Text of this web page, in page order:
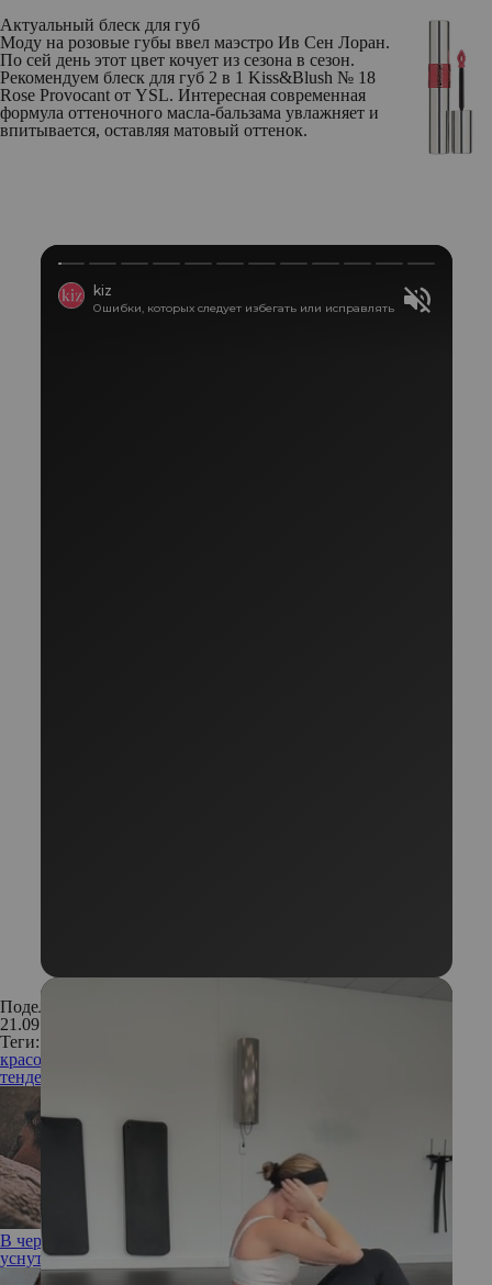
Актуальный блеск для губ
Моду на розовые губы ввел маэстро Ив Сен Лоран.
По сей день этот цвет кочует из сезона в сезон.
Рекомендуем блеск для губ 2 в 1 Kiss&Blush № 18
Rose Provocant от YSL. Интересная современная
формула оттеночного масла-бальзама увлажняет и
впитывается, оставляя матовый оттенок.
Поделиться:
21.09.2016
Теги:
красота
новинки
тенденции
В черном, черном гамаке: как работает метод, помогающий
уснуть за 2 минуты